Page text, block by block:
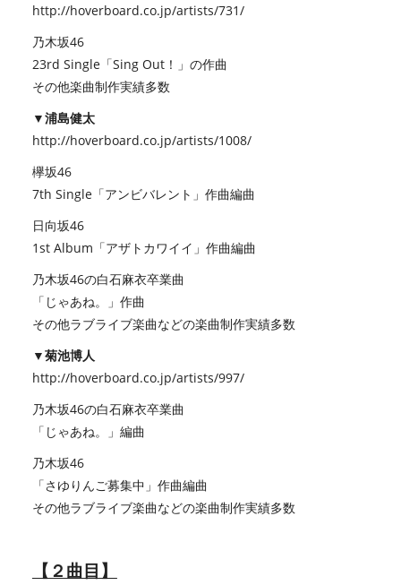
http://hoverboard.co.jp/artists/731/
乃木坂46
23rd Single「Sing Out！」の作曲
その他楽曲制作実績多数
▼浦島健太
http://hoverboard.co.jp/artists/1008/
欅坂46
7th Single「アンビバレント」作曲編曲
日向坂46
1st Album「アザトカワイイ」作曲編曲
乃木坂46の白石麻衣卒業曲
「じゃあね。」作曲
その他ラブライブ楽曲などの楽曲制作実績多数
▼菊池博人
http://hoverboard.co.jp/artists/997/
乃木坂46の白石麻衣卒業曲
「じゃあね。」編曲
乃木坂46
「さゆりんご募集中」作曲編曲
その他ラブライブ楽曲などの楽曲制作実績多数
【２曲目】